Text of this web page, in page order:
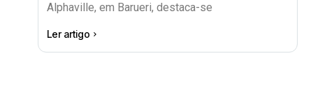
Alphaville, em Barueri, destaca-se
Ler artigo